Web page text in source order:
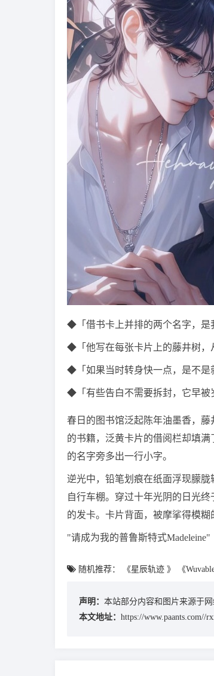
◆「借书卡上并排的两个名字，是
◆「他写在每张卡片上的藤井树，
◆「如果当时转身快一点，是不是
◆「有些告白不需要拆封，它早被
春日的图书馆泛起陈年油墨香，
的书籍，泛黄卡片的借阅栏却填
的名字旁多出一行小字。
逆光中，铅笔划痕在纸面浮现朦
自行车棚。穿过十年光阴的日光
的发卡。卡片背面，被摩挲得模
"请成为我的普鲁斯特式Madeleine"
随机推荐： 《星辰轨迹 》 《
声明： 本站部分内容和图片来源于
本文地址： https://www.paants.com//